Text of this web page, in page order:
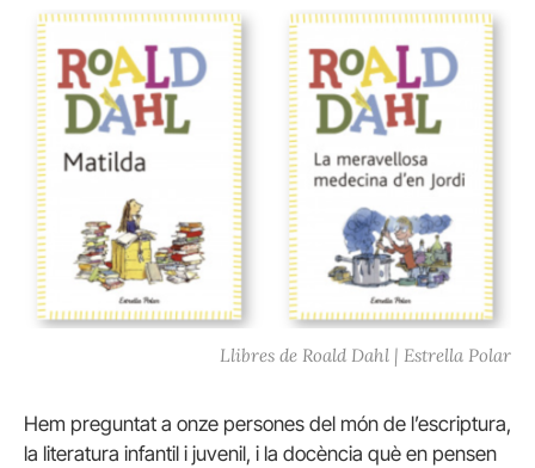
Llibres de Roald Dahl | Estrella Polar
Hem preguntat a onze persones del món de l’escriptura,
la literatura infantil i juvenil, i la docència què en pensen